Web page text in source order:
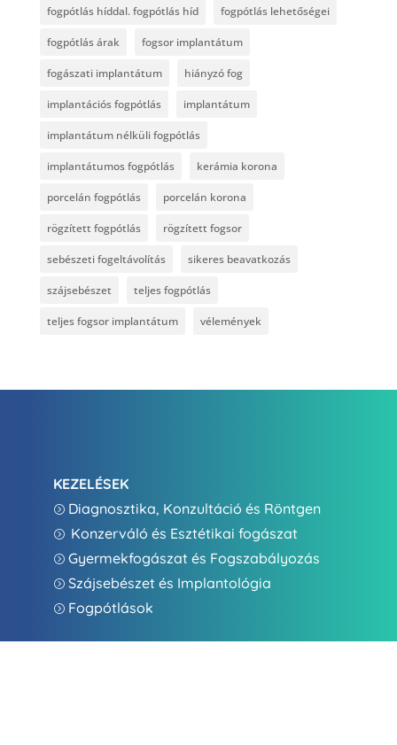
fogpótlás híddal. fogpótlás híd fogpótlás lehetőségei
fogpótlás árak fogsor implantátum
fogászati implantátum hiányzó fog
implantációs fogpótlás implantátum
implantátum nélküli fogpótlás
implantátumos fogpótlás kerámia korona
porcelán fogpótlás porcelán korona
rögzített fogpótlás rögzített fogsor
sebészeti fogeltávolítás sikeres beavatkozás
szájsebészet teljes fogpótlás
teljes fogsor implantátum vélemények
KEZELÉSEK
= Diagnosztika, Konzultáció és Röntgen
= Konzerváló és Esztétikai fogászat
= Gyermekfogászat és Fogszabályozás
= Szájsebészet és Implantológia
= Fogpótlások